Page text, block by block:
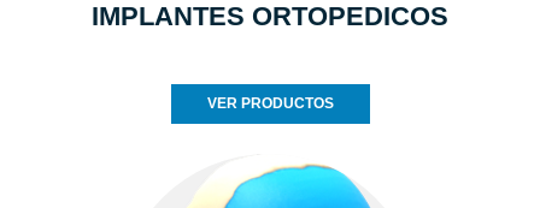
IMPLANTES ORTOPEDICOS
VER PRODUCTOS